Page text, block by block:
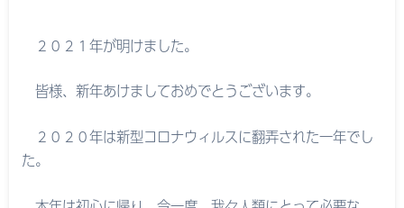
２０２１年が明けました。
皆様、新年あけましておめでとうございます。
２０２０年は新型コロナウィルスに翻弄された一年でし
た。